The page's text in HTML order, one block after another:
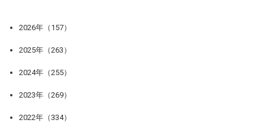
2026年（157）
2025年（263）
2024年（255）
2023年（269）
2022年（334）